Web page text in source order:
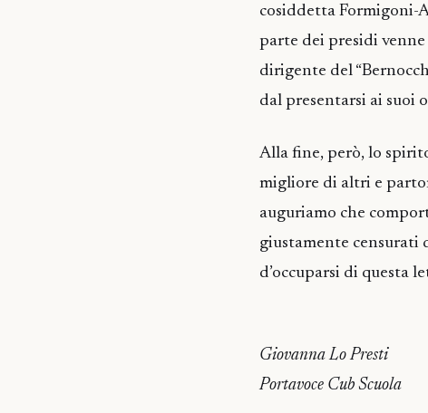
cosiddetta Formigoni-
parte dei presidi
dirigente del
dal presentarsi ai suoi
Alla fine, però, lo
migliore di altri e
auguriamo che
giustamente censurati
d’occuparsi di questa
Giovanna Lo Presti
Portavoce Cub Scuola